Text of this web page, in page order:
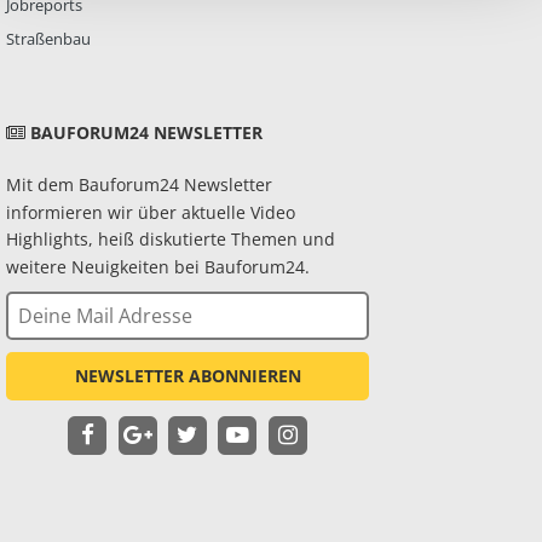
Jobreports
Straßenbau
BAUFORUM24 NEWSLETTER
Mit dem Bauforum24 Newsletter
informieren wir über aktuelle Video
Highlights, heiß diskutierte Themen und
weitere Neuigkeiten bei Bauforum24.
NEWSLETTER ABONNIEREN